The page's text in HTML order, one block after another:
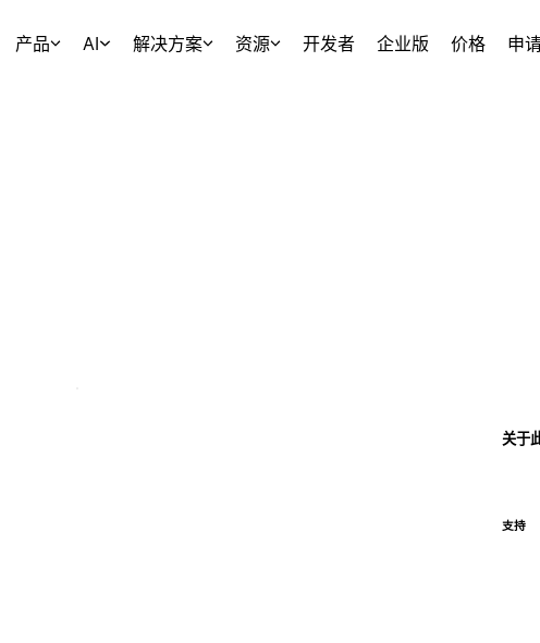
产品 AI 解决方案 资源 开发者 企业版 价格 申
关于
支持